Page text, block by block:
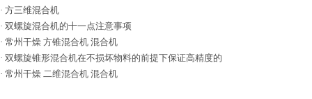
· 方三维混合机
· 双螺旋混合机的十一点注意事项
· 常州干燥 方锥混合机 混合机
· 双螺旋锥形混合机在不损坏物料的前提下保证高精度的
· 常州干燥 二维混合机 混合机